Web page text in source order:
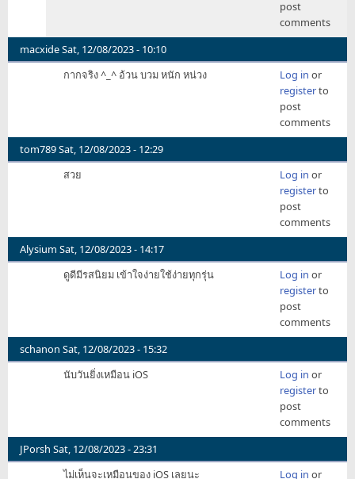
by
pie001
post
comments
macxideSat, 12/08/2023 - 10:10
กากจริง ^_^ อ้วน บวม หนัก หน่วง
Log in or
registerto
post
comments
tom789Sat, 12/08/2023 - 12:29
สวย
Log in or
registerto
post
comments
Alysium Sat, 12/08/2023 - 14:17
ดูดีมีรสนิยม เข้าใจง่ายใช้ง่ายทุกรุ่น
Log in or
registerto
post
comments
schanon Sat, 12/08/2023 - 15:32
นับวันยิ่งเหมือน iOS
Log in or
registerto
post
comments
JPorsh Sat, 12/08/2023 - 23:31
ไม่เห็นจะเหมือนของ iOS เลยนะ
Log in or